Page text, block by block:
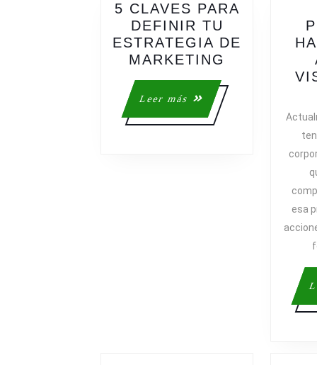
5 CLAVES PARA
DEFINIR TU
ESTRATEGIA DE
MARKETING
PARA
DEFINIR
Leer más
Leer
más
esa